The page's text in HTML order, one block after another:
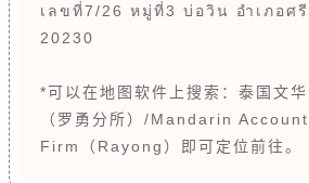
เลขที่7/26 หมู่ที่3 บ่อวิน อำเภอศ
20230
*可以在地图软件上搜索：泰国文
（罗勇分所）/Mandarin
Firm（Rayong）即可定位前往。